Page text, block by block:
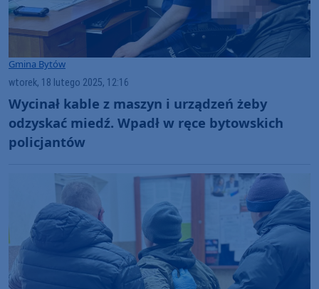
Gmina Bytów
wtorek, 18 lutego 2025, 12:16
Wycinał kable z maszyn i urządzeń żeby
odzyskać miedź. Wpadł w ręce bytowskich
policjantów